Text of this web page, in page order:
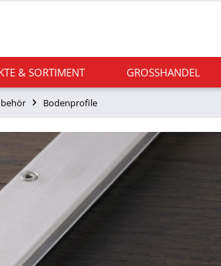
& SORTIMENT GROSSHANDEL
Bodenprofile